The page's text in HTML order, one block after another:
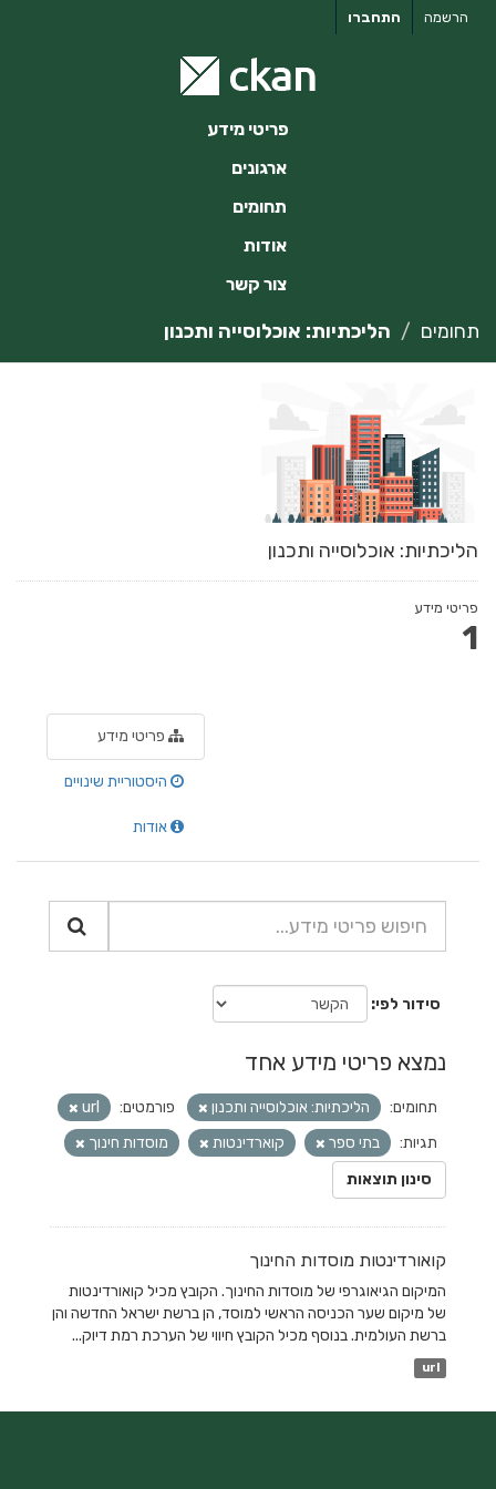
התחברו הרשמה
פריטי מידע
ארגונים
תחומים
אודות
צור קשר
תחומים הליכתיות: אוכלוסייה ותכנון
הליכתיות: אוכלוסייה ותכנון
פריטי מידע
1
פריטי מידע
היסטוריית שינויים
אודות
סידור לפי
נמצא פריטי מידע אחד
תחומים: הליכתיות: אוכלוסייה ותכנון פורמטים:
url
תגיות:
בתי ספר קוארדינטות
מוסדות חינוך
סינון תוצאות
קואורדינטות מוסדות החינוך
המיקום הגיאוגרפי של מוסדות החינוך. הקובץ מכיל קואורדינטות
של מיקום שער הכניסה הראשי למוסד, הן ברשת ישראל החדשה והן
ברשת העולמית. בנוסף מכיל הקובץ חיווי של הערכת רמת דיוק...
url